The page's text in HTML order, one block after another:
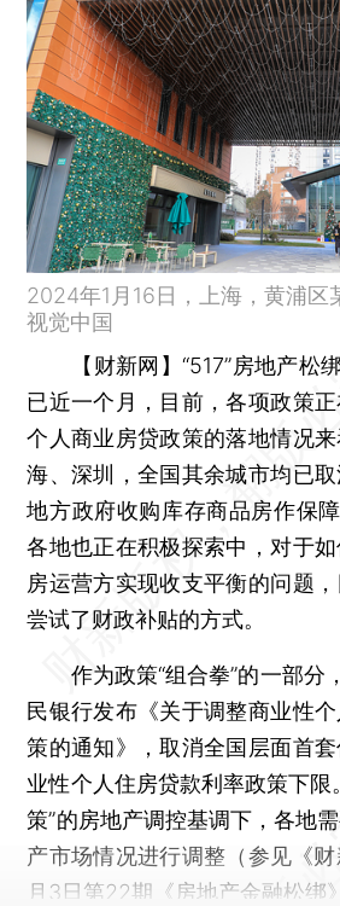
2024年1月16日，上海，黄浦区
视觉中国
【财新网】“517”房地产松
已近一个月，目前，各项政策
个人商业房贷政策的落地情况
海、深圳，全国其余城市均已取
地方政府收购库存商品房作保障
各地也正在积极探索中，对于
房运营方实现收支平衡的问题
尝试了财政补贴的方式。
作为政策“组合拳”的一部分
民银行发布《关于调整商业性
策的通知》，取消全国层面首
业性个人住房贷款利率政策下限
策”的房地产调控基调下，各地
产市场情况进行调整（参见《
月3日第22期《房地产金融松绑